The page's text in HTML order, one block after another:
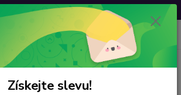
sleva: 20 % s kódemVAVRINEC20
Menu
CZK 0
za
Získejte slevu!